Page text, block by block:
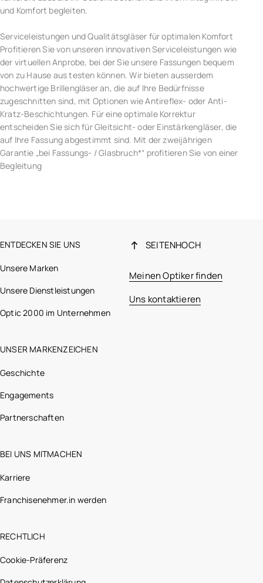
und Komfort begleiten.
Serviceleistungen und Qualitätsgläser für optimalen Komfort
Profitieren Sie von unseren innovativen Serviceleistungen wie
der virtuellen Anprobe, bei der Sie unsere Fassungen bequem
von zu Hause aus testen können. Wir bieten ausserdem
hochwertige Brillengläser an, die auf Ihre Bedürfnisse
zugeschnitten sind, mit Optionen wie Antireflex- oder Anti-
Kratz-Beschichtungen. Für eine optimale Korrektur
entscheiden Sie sich für Gleitsicht- oder Einstärkengläser, die
auf Ihre Fassung abgestimmt sind. Mit der zweijährigen
Garantie „bei Fassungs- / Glasbruch*“ profitieren Sie von einer
Begleitung
ENTDECKEN SIE UNS
Unsere Marken
Unsere Dienstleistungen
Optic 2000 im Unternehmen
UNSER MARKENZEICHEN
Geschichte
Engagements
Partnerschaften
BEI UNS MITMACHEN
Karriere
Franchisenehmer.in werden
RECHTLICH
Cookie-Präferenz
SEITENHOCH
Meinen Optiker finden
Uns kontaktieren